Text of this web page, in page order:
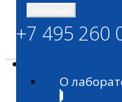
+7 495 260
О